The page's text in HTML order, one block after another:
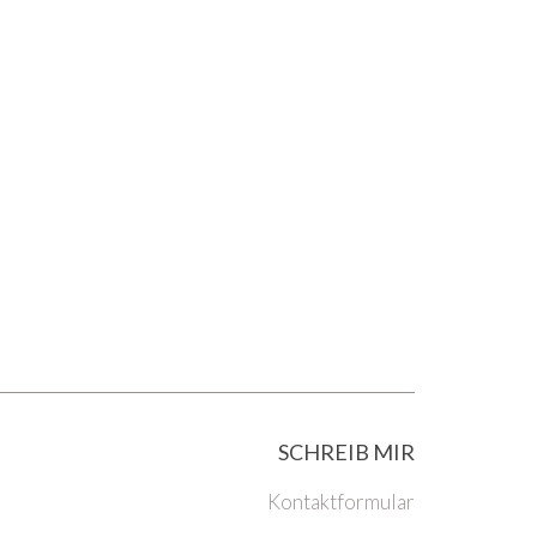
SCHREIB MIR
Kontaktformular